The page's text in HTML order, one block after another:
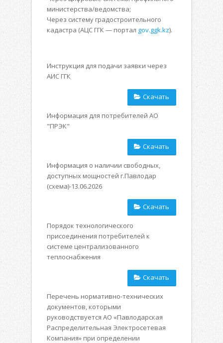
министерства/ведомства;
Через систему градостроительного
кадастра (АЦС ГГК — портал gov.ggk.kz).
Инструкция для подачи заявки через
АИС ГГК
Скачать
Информация для потребителей АО
"ПРЭК"
Скачать
Информация о наличии свободных,
доступных мощностей г.Павлодар
(схема)-13.06.2026
Скачать
Порядок технологического
присоединения потребителей к
системе централизованного
теплоснабжения
Скачать
Перечень нормативно-технических
документов, которыми
руководствуется АО «Павлодарская
Распределительная Электросетевая
Компания» при определении